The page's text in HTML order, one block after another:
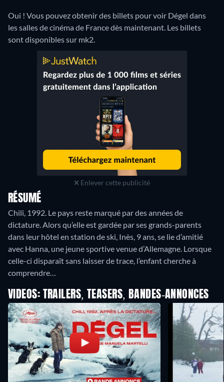
Oui ! Vous pouvez obtenir des billets pour voir Dégel dans
les salles de cinéma de France dès maintenant. Les billets
sont disponibles sur mk2.
Enlever cette publicité
RÉSUMÉ
Chili, 1992. Le pays reste marqué par des années de
dictature. Alors qu’elle est gardée par ses grands-parents
dans leur hôtel en station de ski, Inès, 9 ans, se lie d’amitié
avec Hanna, une jeune sportive venue d’Allemagne. Lorsque
celle-ci disparaît sans laisser de trace, l’enfant cherche à
comprendre…
VIDEOS: TRAILERS, TEASERS, BANDES-ANNONCES